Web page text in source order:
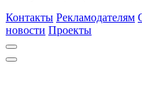
Контакты Рекламодателям
новости Проекты